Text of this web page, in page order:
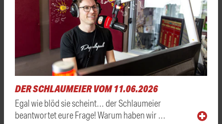
DER SCHLAUMEIER VOM 11.06.2026
Egal wie blöd sie scheint… der Schlaumeier
beantwortet eure Frage! Warum haben wir …